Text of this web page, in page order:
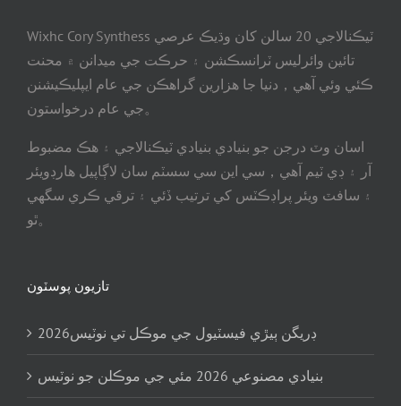
Wixhc Cory Synthess ٽيڪنالاجي 20 سالن کان وڌيڪ عرصي
تائين وائرليس ٽرانسڪشن ۽ حرڪت جي ميدانن ۾ محنت
ڪئي وئي آهي，دنيا جا هزارين گراهڪن جي عام ايپليڪيشنن
جي عام درخواستون。
اسان وٽ درجن جو بنيادي بنيادي ٽيڪنالاجي ۽ هڪ مضبوط
آر ۽ ڊي ٽيم آهي，سي اين سي سسٽم سان لاڳاپيل هارڊويئر
۽ سافٽ ويئر پراڊڪٽس کي ترتيب ڏئي ۽ ترقي ڪري سگھي
ٿو。
تازيون پوسٽون
2026ڊريگن ٻيڙي فيسٽيول جي موڪل تي نوٽيس
بنيادي مصنوعي 2026 مئي جي موڪلن جو نوٽيس